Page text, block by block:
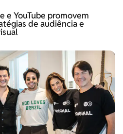
e YouTube promovem
de audiência e